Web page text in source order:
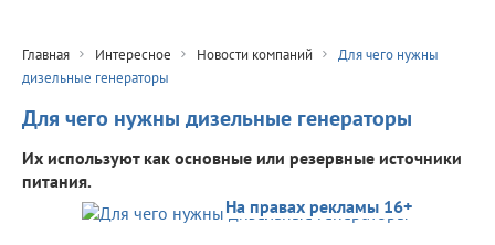
Главная Интересное Новости компаний
Для чего нужны
дизельные генераторы
Для чего нужны дизельные генераторы
Их используют как основные или резервные источники
питания.
На правах рекламы 16+